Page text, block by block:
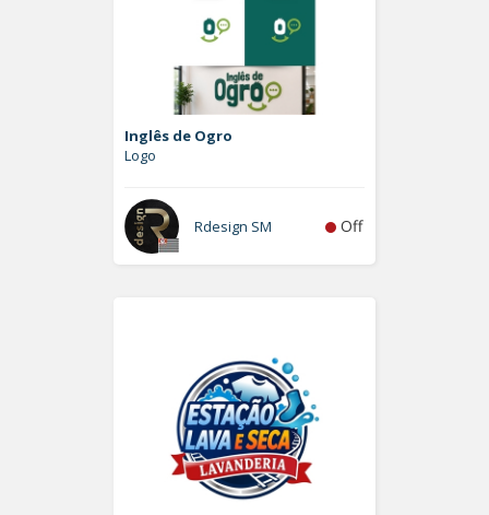
Inglês de Ogro
Logo
Rdesign SM Off